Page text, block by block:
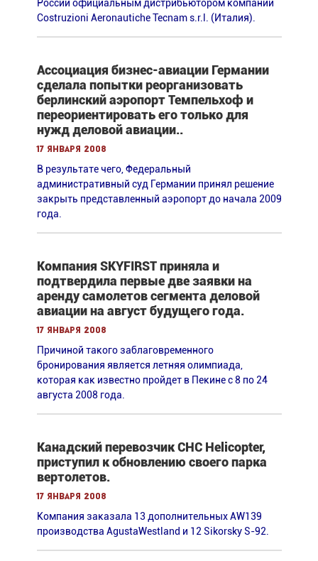
России официальным дистрибьютором компании
Costruziоni Aeronautiche Tecnam s.r.l. (Италия).
Ассоциация бизнес-авиации Германии
сделала попытки реорганизовать
берлинский аэропорт Темпельхоф и
переориентировать его только для
нужд деловой авиации..
17 января 2008
В результате чего, Федеральный
административный суд Германии принял решение
закрыть представленный аэропорт до начала 2009
года.
Компания SKYFIRST приняла и
подтвердила первые две заявки на
аренду самолетов сегмента деловой
авиации на август будущего года.
17 января 2008
Причиной такого заблаговременного
бронирования является летняя олимпиада,
которая как известно пройдет в Пекине с 8 по 24
августа 2008 года.
Канадский перевозчик CHC Helicopter,
приступил к обновлению своего парка
вертолетов.
17 января 2008
Компания заказала 13 дополнительных AW139
производства AgustaWestland и 12 Sikorsky S-92.